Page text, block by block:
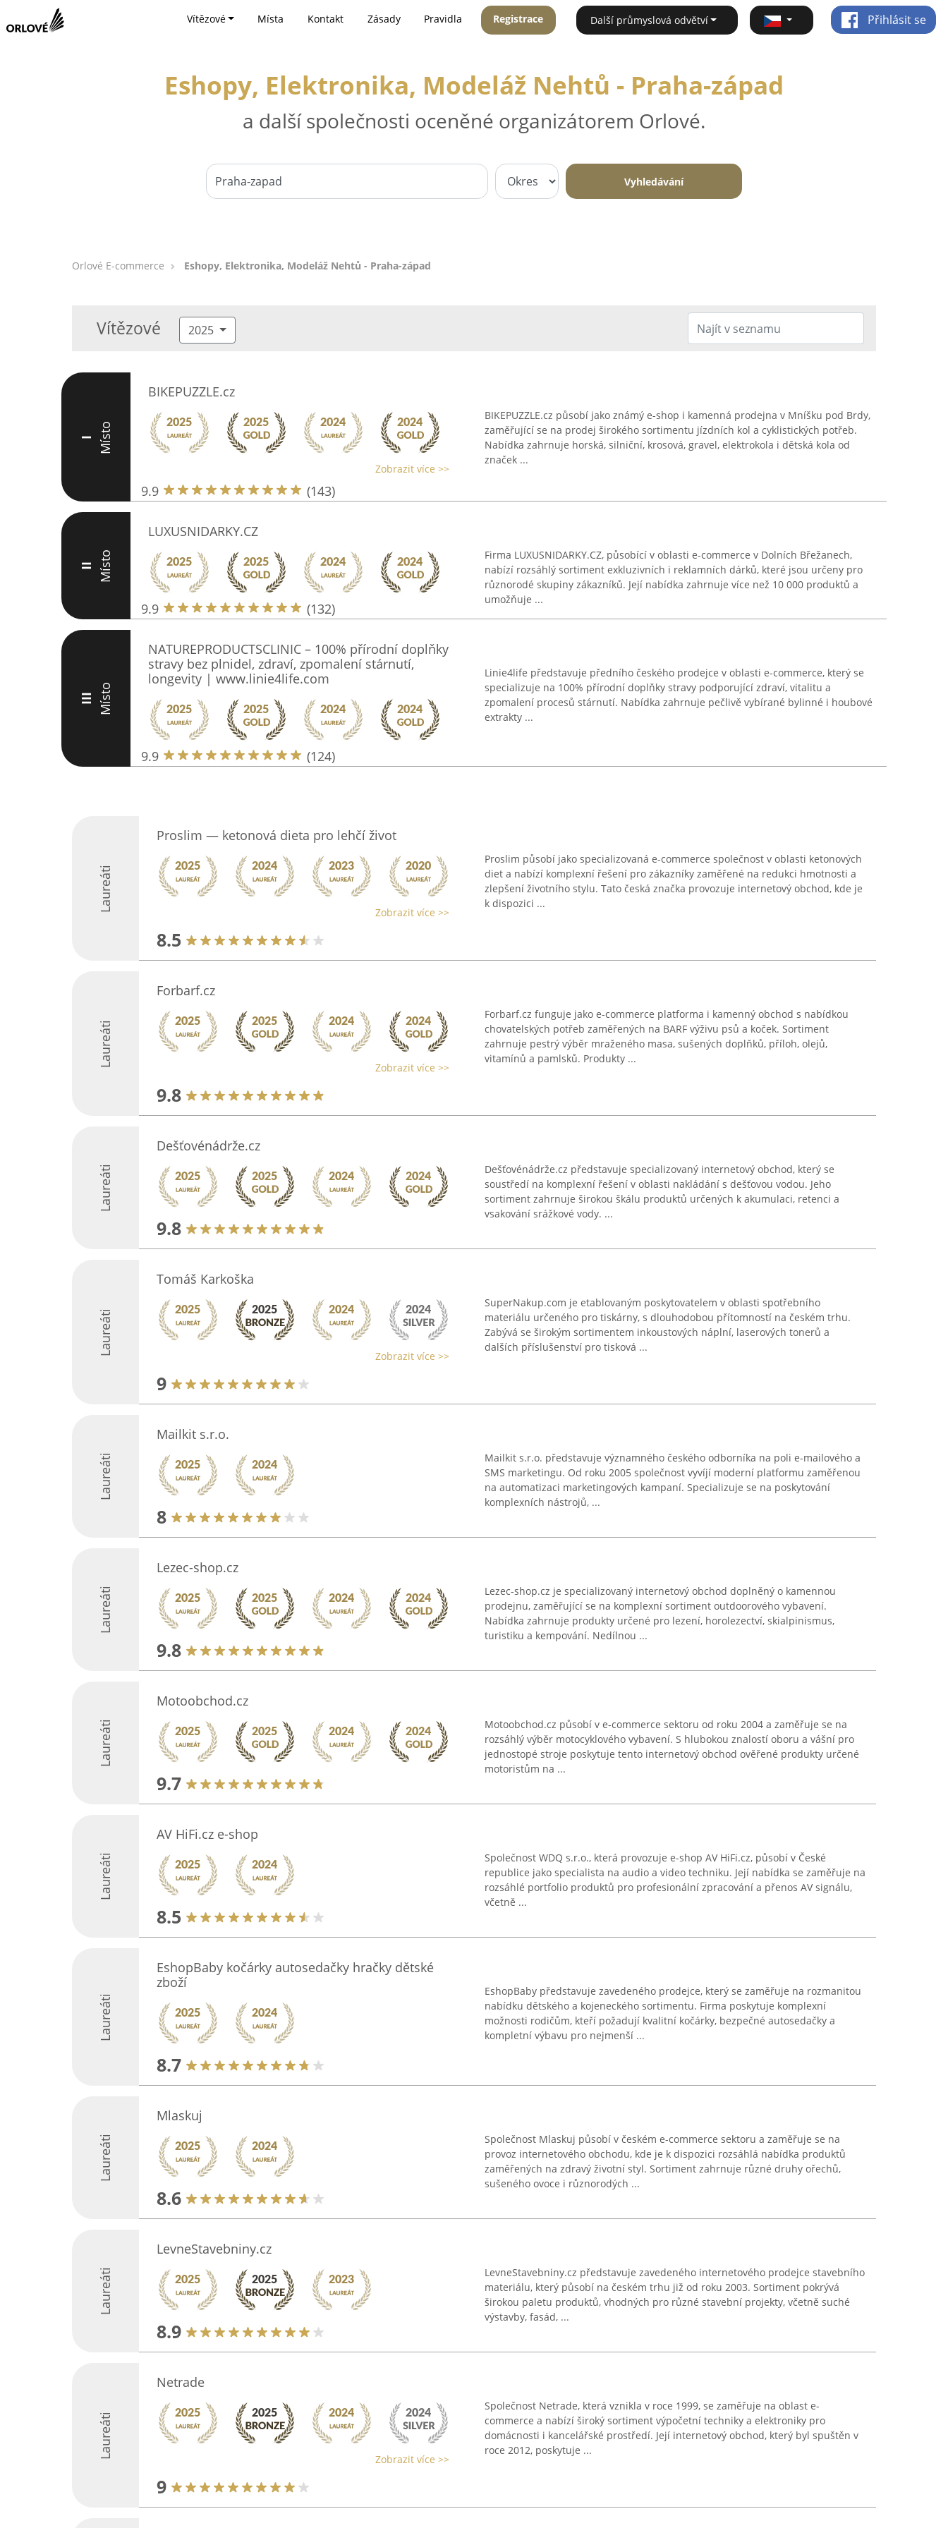
Vítězové Místa Kontakt Zásady Pravidla Registrace Další průmyslová odvětví Přihlásit se
Eshopy, Elektronika, Modeláž Nehtů - Praha-západ
a další společnosti oceněné organizátorem Orlové.
Vyhledávání
Orlové E-commerce Eshopy, Elektronika, Modeláž Nehtů - Praha-západ
Vítězové 2025
I Místo
BIKEPUZZLE.cz
Zobrazit více >>
9.9 (143)
BIKEPUZZLE.cz působí jako známý e-shop i kamenná prodejna v Mníšku pod Brdy,
zaměřující se na prodej širokého sortimentu jízdních kol a cyklistických potřeb.
Nabídka zahrnuje horská, silniční, krosová, gravel, elektrokola i dětská kola od
značek ...
II Místo
LUXUSNIDARKY.CZ
9.9 (132)
Firma LUXUSNIDARKY.CZ, působící v oblasti e-commerce v Dolních Břežanech,
nabízí rozsáhlý sortiment exkluzivních i reklamních dárků, které jsou určeny pro
různorodé skupiny zákazníků. Její nabídka zahrnuje více než 10 000 produktů a
umožňuje ...
III Místo
NATUREPRODUCTSCLINIC – 100% přírodní doplňky
stravy bez plnidel, zdraví, zpomalení stárnutí,
longevity | www.linie4life.com
9.9 (124)
Linie4life představuje předního českého prodejce v oblasti e-commerce, který se
specializuje na 100% přírodní doplňky stravy podporující zdraví, vitalitu a
zpomalení procesů stárnutí. Nabídka zahrnuje pečlivě vybírané bylinné i houbové
extrakty ...
Laureáti
Proslim — ketonová dieta pro lehčí život
Zobrazit více >>
8.5
Proslim působí jako specializovaná e-commerce společnost v oblasti ketonových
diet a nabízí komplexní řešení pro zákazníky zaměřené na redukci hmotnosti a
zlepšení životního stylu. Tato česká značka provozuje internetový obchod, kde je
k dispozici ...
Laureáti
Forbarf.cz
Zobrazit více >>
9.8
Forbarf.cz funguje jako e-commerce platforma i kamenný obchod s nabídkou
chovatelských potřeb zaměřených na BARF výživu psů a koček. Sortiment
zahrnuje pestrý výběr mraženého masa, sušených doplňků, příloh, olejů,
vitamínů a pamlsků. Produkty ...
Laureáti
Dešťovénádrže.cz
9.8
Dešťovénádrže.cz představuje specializovaný internetový obchod, který se
soustředí na komplexní řešení v oblasti nakládání s dešťovou vodou. Jeho
sortiment zahrnuje širokou škálu produktů určených k akumulaci, retenci a
vsakování srážkové vody. ...
Laureáti
Tomáš Karkoška
Zobrazit více >>
9
SuperNakup.com je etablovaným poskytovatelem v oblasti spotřebního
materiálu určeného pro tiskárny, s dlouhodobou přítomností na českém trhu.
Zabývá se širokým sortimentem inkoustových náplní, laserových tonerů a
dalších příslušenství pro tisková ...
Laureáti
Mailkit s.r.o.
8
Mailkit s.r.o. představuje významného českého odborníka na poli e-mailového a
SMS marketingu. Od roku 2005 společnost vyvíjí moderní platformu zaměřenou
na automatizaci marketingových kampaní. Specializuje se na poskytování
komplexních nástrojů, ...
Laureáti
Lezec-shop.cz
9.8
Lezec-shop.cz je specializovaný internetový obchod doplněný o kamennou
prodejnu, zaměřující se na komplexní sortiment outdoorového vybavení.
Nabídka zahrnuje produkty určené pro lezení, horolezectví, skialpinismus,
turistiku a kempování. Nedílnou ...
Laureáti
Motoobchod.cz
9.7
Motoobchod.cz působí v e-commerce sektoru od roku 2004 a zaměřuje se na
rozsáhlý výběr motocyklového vybavení. S hlubokou znalostí oboru a vášní pro
jednostopé stroje poskytuje tento internetový obchod ověřené produkty určené
motoristům na ...
Laureáti
AV HiFi.cz e-shop
8.5
Společnost WDQ s.r.o., která provozuje e-shop AV HiFi.cz, působí v České
republice jako specialista na audio a video techniku. Její nabídka se zaměřuje na
rozsáhlé portfolio produktů pro profesionální zpracování a přenos AV signálu,
včetně ...
Laureáti
EshopBaby kočárky autosedačky hračky dětské
zboží
8.7
EshopBaby představuje zavedeného prodejce, který se zaměřuje na rozmanitou
nabídku dětského a kojeneckého sortimentu. Firma poskytuje komplexní
možnosti rodičům, kteří požadují kvalitní kočárky, bezpečné autosedačky a
kompletní výbavu pro nejmenší ...
Laureáti
Mlaskuj
8.6
Společnost Mlaskuj působí v českém e-commerce sektoru a zaměřuje se na
provoz internetového obchodu, kde je k dispozici rozsáhlá nabídka produktů
zaměřených na zdravý životní styl. Sortiment zahrnuje různé druhy ořechů,
sušeného ovoce i různorodých ...
Laureáti
LevneStavebniny.cz
8.9
LevneStavebniny.cz představuje zavedeného internetového prodejce stavebního
materiálu, který působí na českém trhu již od roku 2003. Sortiment pokrývá
širokou paletu produktů, vhodných pro různé stavební projekty, včetně suché
výstavby, fasád, ...
Laureáti
Netrade
Zobrazit více >>
9
Společnost Netrade, která vznikla v roce 1999, se zaměřuje na oblast e-
commerce a nabízí široký sortiment výpočetní techniky a elektroniky pro
domácnosti i kancelářské prostředí. Její internetový obchod, který byl spuštěn v
roce 2012, poskytuje ...